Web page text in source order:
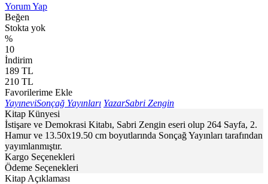
Yorum Yap
Beğen
Stokta yok
%
10
İndirim
189 TL
210 TL
Favorilerime Ekle
YayıneviSonçağ Yayınları YazarSabri Zengin
Kitap Künyesi
İstişare ve Demokrasi Kitabı, Sabri Zengin eseri olup 264 Sayfa, 2.
Hamur ve 13.50x19.50 cm boyutlarında Sonçağ Yayınları tarafından
yayımlanmıştır.
Kargo Seçenekleri
Ödeme Seçenekleri
Kitap Açıklaması